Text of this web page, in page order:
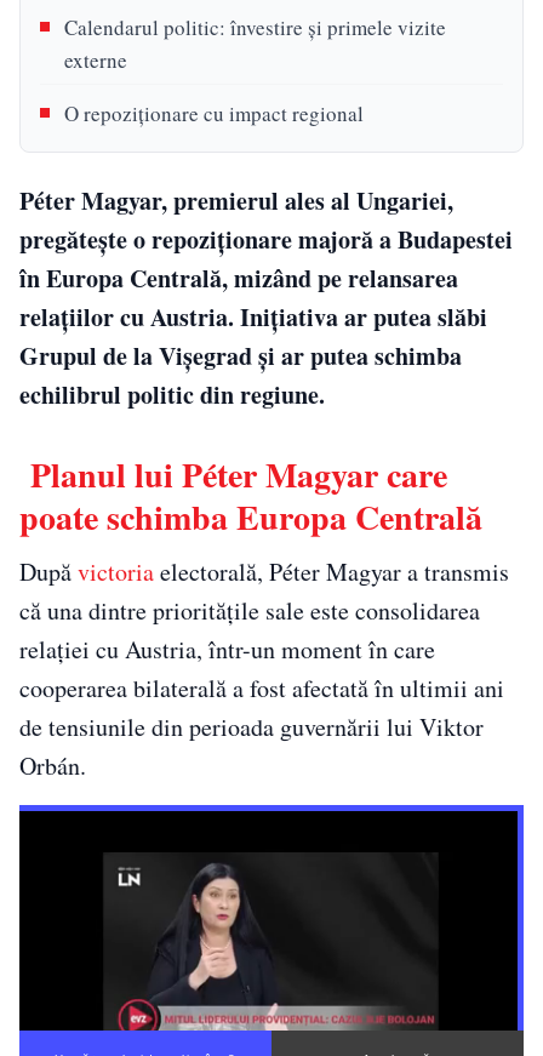
Calendarul politic: învestire și primele vizite
externe
O repoziționare cu impact regional
Péter Magyar, premierul ales al Ungariei,
pregătește o repoziționare majoră a Budapestei
în Europa Centrală, mizând pe relansarea
relațiilor cu Austria. Inițiativa ar putea slăbi
Grupul de la Vișegrad și ar putea schimba
echilibrul politic din regiune.
Planul lui Péter Magyar care
poate schimba Europa Centrală
Dupăvictoriaelectorală, Péter Magyar a transmis
că una dintre prioritățile sale este consolidarea
relației cu Austria, într-un moment în care
cooperarea bilaterală a fost afectată în ultimii ani
de tensiunile din perioada guvernării lui Viktor
Orbán.